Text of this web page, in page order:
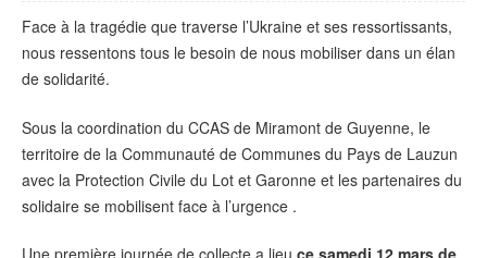
Face à la tragédie que traverse l’Ukraine et ses ressortissants,
nous ressentons tous le besoin de nous mobiliser dans un élan
de solidarité.
Sous la coordination du CCAS de Miramont de Guyenne, le
territoire de la Communauté de Communes du Pays de Lauzun
avec la Protection Civile du Lot et Garonne et les partenaires du
solidaire se mobilisent face à l’urgence .